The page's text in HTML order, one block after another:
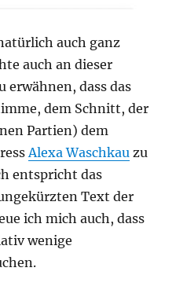
auch ganz
auch an dieser
erwähnen, dass das
dem Schnitt, der
Partien) dem
Alexa Waschkau zu
entspricht das
Text der
ich mich auch, dass
wenige